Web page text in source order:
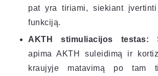
pat yra tiriami, siekiant įvertinti
funkciją.
AKTH stimuliacijos testas:
apima AKTH suleidimą ir
kraujyje matavimą po tam